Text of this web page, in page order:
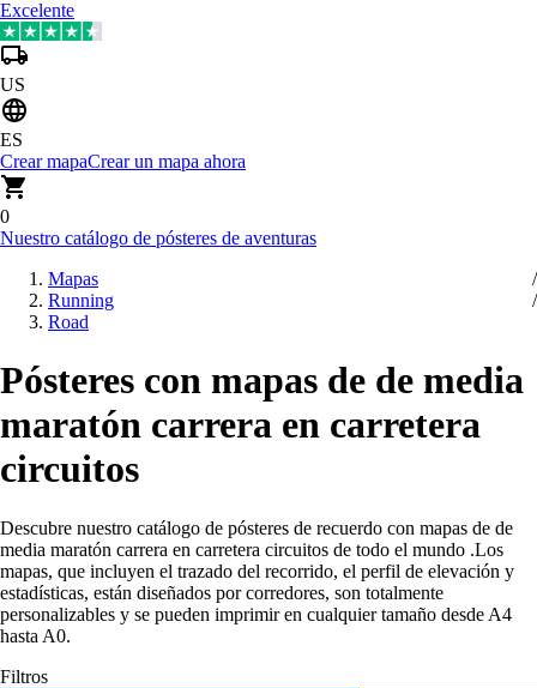
Excelente
US
ES
Crear mapaCrear un mapa ahora
0
Nuestro catálogo de pósteres de aventuras
Mapas
Running
Road
Pósteres con mapas de de media
maratón carrera en carretera
circuitos
Descubre nuestro catálogo de pósteres de recuerdo con mapas de de
media maratón carrera en carretera circuitos de todo el mundo .Los
mapas, que incluyen el trazado del recorrido, el perfil de elevación y
estadísticas, están diseñados por corredores, son totalmente
personalizables y se pueden imprimir en cualquier tamaño desde A4
hasta A0.
Filtros